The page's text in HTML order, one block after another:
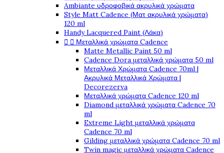
Ambiante υδροφοβικά ακρυλικά χρώματα
Style Matt Cadence (Ματ ακρυλικά χρώματα)
120 ml
Handy Lacquered Paint (Λάκα)
  Μεταλλικά χρώματα Cadence
Matte Metallic Paint 50 ml
Cadence Dora μεταλλικά χρώματα 50 ml
Μεταλλικά Χρώματα Cadence 70ml |
Ακρυλικά Μεταλλικά Χρώματα |
Decorezerva
Μεταλλικά χρώματα Cadence 120 ml
Diamond μεταλλικά χρώματα Cadence 70
ml
Extreme Light μεταλλικά χρώματα
Cadence 70 ml
Gilding μεταλλικά χρώματα Cadence 70 ml
Twin magic μεταλλικά χρώματα Cadence